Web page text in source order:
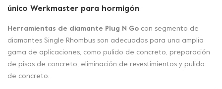
único Werkmaster para hormigón
Herramientas de diamante Plug N Go con segmento de
diamantes Single Rhombus son adecuados para una amplia
gama de aplicaciones, como pulido de concreto, preparación
de pisos de concreto, eliminación de revestimientos y pulido
de concreto.